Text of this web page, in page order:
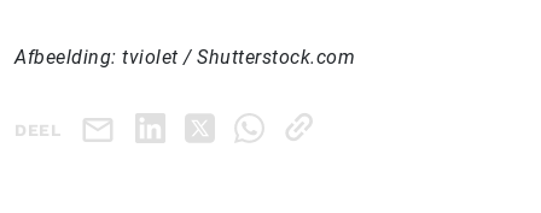
Afbeelding: tviolet / Shutterstock.com
DEEL